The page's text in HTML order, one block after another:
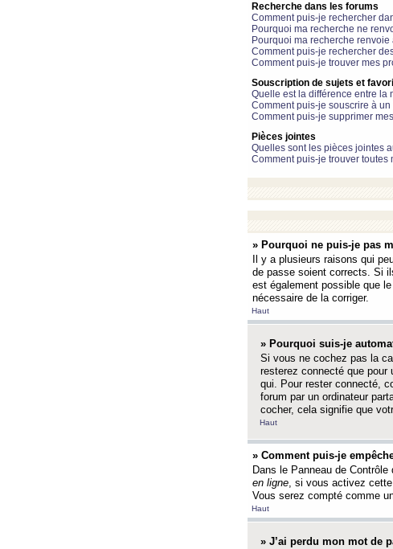
Recherche dans les forums
Comment puis-je rechercher
Pourquoi ma recherche ne
Pourquoi ma recherche
Comment puis-je rechercher
Comment puis-je trouver mes
Souscription de sujets et
Quelle est la différence entre la
Comment puis-je souscrire à
Comment puis-je supprimer
Pièces jointes
Quelles sont les pièces jointes
Comment puis-je trouver toutes
» Pourquoi ne puis-je pas
Il y a plusieurs raisons qui
de passe soient corrects. Si
est également possible que
nécessaire de la corriger.
Haut
» Pourquoi suis-je
Si vous ne cochez pas la
resterez connecté que pour
qui. Pour rester connecté,
forum par un ordinateur
cocher, cela signifie que
Haut
» Comment puis-je
Dans le Panneau de
en ligne, si vous activez
Vous serez compté comme
Haut
» J’ai perdu mon mot de